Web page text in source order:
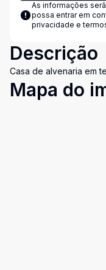
As informações
possa entrar em
privacidade e
Descrição
Casa de alvenaria em
Mapa do